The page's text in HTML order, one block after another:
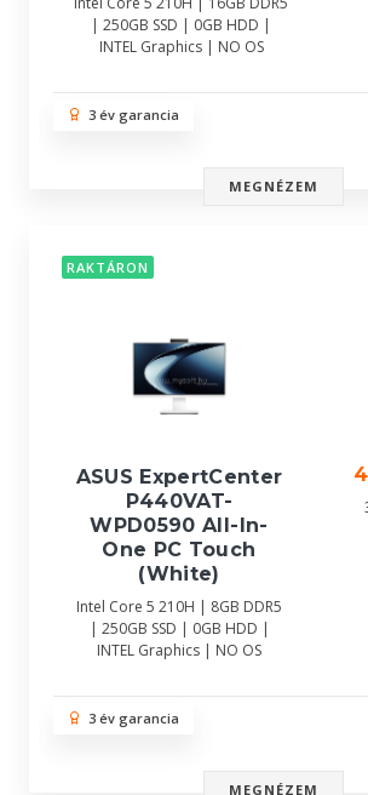
| 250GB SSD | 0GB HDD |
INTEL Graphics | NO OS
3 év garancia
MEGNÉZEM
RAKTÁRON
ASUS ExpertCenter
P440VAT-
WPD0590 All-In-
One PC Touch
(White)
Intel Core 5 210H | 8GB DDR5
| 250GB SSD | 0GB HDD |
INTEL Graphics | NO OS
3 év garancia
MEGNÉZEM